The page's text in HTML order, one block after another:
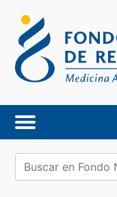
content
Buscar: